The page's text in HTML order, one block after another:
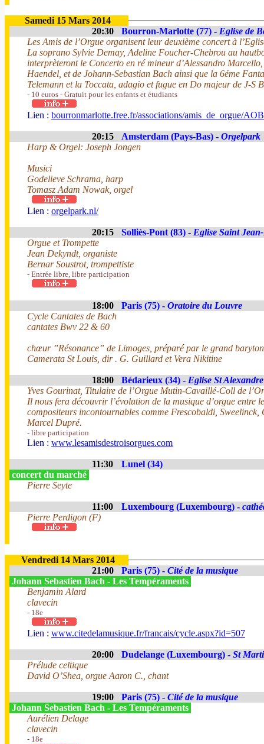
Samedi 15 Mars 2014
20:30
Bourron-Marlotte (77) - Eglise de
Les Amis de l’Orgue organisent leur deuxième concert à
La soprano Sylvie Demay, Adeline Foucher-Chebrou au
interprèteront le Concerto en ré mineur d’Alessandro
Haendel, et de Johann-Sebastian Bach ainsi que la 6éme
Telemann et la Toccata, adagio et fugue en Do majeur de J-S
- 10 euros - Gratuit pour les enfants et étudiants
Lien : bourronmarlotte.free.fr/associations/amis_de_orgue/
20:15 Amsterdam (Pays-Bas) - Orgelpark
Harp & Orgel: Joseph Jongen
Musici
Godelieve Schrama, harp
Tomasz Adam Nowak, orgel
Lien : orgelpark.nl/
20:15 Solliès-Pont (83) - Eglise Saint
Orgue et Trompette
Jean Dekyndt, organiste
Bernar Soustrot, trompettiste
- Entrée libre, libre participation
18:00 Paris (75) - Oratoire du Louvre
Cycle Cantates de Bach
cantates Bwv 22 & 60
chœur ”Résonance” de Limoges, préparé par le grand
Camerata St Louis, dir . G. Guillard et Vera Nikitine
18:00 Bédarieux (34) - Eglise St Alexandre
Yves Gourinat, Titulaire de l’Orgue Mutin-Cavaillé-Coll de
Il nous fera découvrir l’évolution de la musique d’orgue entre
compositeurs incontournables comme Frescobaldi, Sweelinck,
Marcel Dupré.
- libre participation
Lien : www.lesamisdestroisorgues.com
11:30
Lunel (34)
concert du marché
Pierre Seyte
11:00 Luxembourg (Luxembourg) -
Pierre Perdigon (F)
Vendredi 14 Mars 2014
21:00
Paris (75) - Cité de la musique
Johann Sebastien Bach - Les Tempéraments
Benjamin Alard
clavecin
- 18e
Lien : www.citedelamusique.fr/francais/cycle.aspx?id=507
20:00 Dudelange (Luxembourg) - St
Prélude celtique
David O’Shea, orgue Aaron C., chant
19:00 Paris (75) - Cité de la musique
Johann Sebastien Bach - Les Tempéraments
Aurélien Delage
clavecin
- 18e